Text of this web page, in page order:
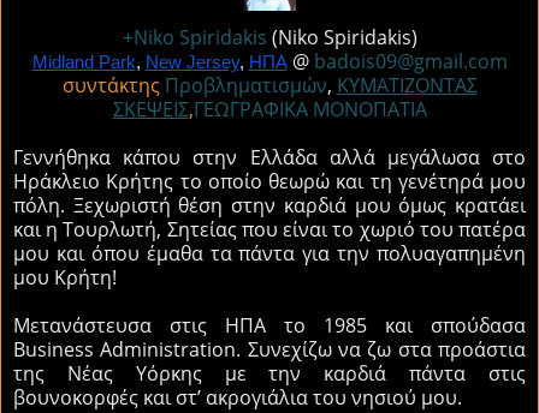
+Niko Spiridakis (Niko Spiridakis)
Midland Park, New Jersey, ΗΠΑ@ badois09@gmail.com
συντάκτης Προβληματισμών, ΚΥΜΑΤΙΖΟΝΤΑΣ
ΣΚΕΨΕΙΣ,ΓΕΩΓΡΑΦΙΚΑ ΜΟΝΟΠΑΤΙΑ
Γεννήθηκα κάπου στην Ελλάδα αλλά μεγάλωσα στο
Ηράκλειο Κρήτης το οποίο θεωρώ και τη γενέτηρά μου
πόλη. Ξεχωριστή θέση στην καρδιά μου όμως κρατάει
και η Τουρλωτή, Σητείας που είναι το χωριό του πατέρα
μου και όπου έμαθα τα πάντα για την πολυαγαπημένη
μου Κρήτη!
Μετανάστευσα στις ΗΠΑ το 1985 και σπούδασα
Business Administration. Συνεχίζω να ζω στα προάστια
της Νέας Υόρκης με την καρδιά πάντα στις
βουνοκορφές και στ’ ακρογιάλια του νησιού μου.